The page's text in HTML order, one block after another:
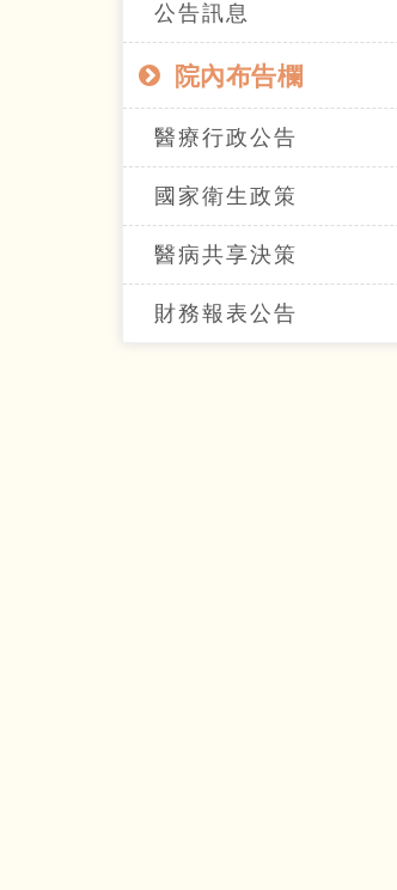
公告訊息
院內布告欄
醫療行政公告
國家衛生政策
醫病共享決策
財務報表公告